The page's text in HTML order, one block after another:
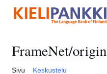
sisältöön
FrameNet/origin
Sivu Keskustelu